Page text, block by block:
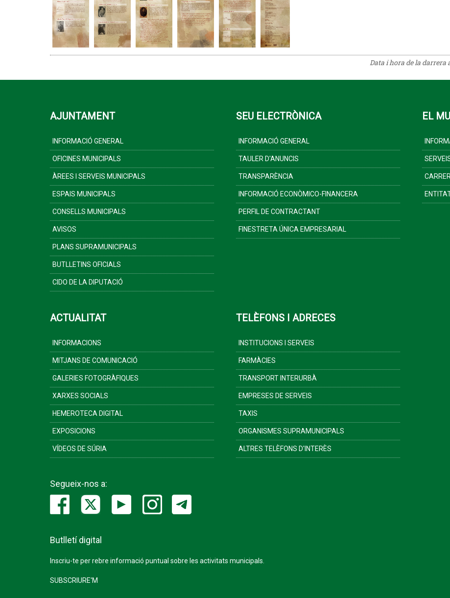
Data i hora de la
AJUNTAMENT
INFORMACIÓ GENERAL
OFICINES MUNICIPALS
ÀREES I SERVEIS MUNICIPALS
ESPAIS MUNICIPALS
CONSELLS MUNICIPALS
AVISOS
PLANS SUPRAMUNICIPALS
BUTLLETINS OFICIALS
CIDO DE LA DIPUTACIÓ
SEU ELECTRÒNICA
INFORMACIÓ GENERAL
TAULER D'ANUNCIS
TRANSPARÈNCIA
INFORMACIÓ ECONÒMICO-FINANCERA
PERFIL DE CONTRACTANT
FINESTRETA ÚNICA EMPRESARIAL
EL
ACTUALITAT
INFORMACIONS
MITJANS DE COMUNICACIÓ
GALERIES FOTOGRÀFIQUES
XARXES SOCIALS
HEMEROTECA DIGITAL
EXPOSICIONS
VÍDEOS DE SÚRIA
TELÈFONS I ADRECES
INSTITUCIONS I SERVEIS
FARMÀCIES
TRANSPORT INTERURBÀ
EMPRESES DE SERVEIS
TAXIS
ORGANISMES SUPRAMUNICIPALS
ALTRES TELÈFONS D'INTERÈS
Segueix-nos a:
Butlletí digital
Inscriu-te per rebre informació puntual sobre les activitats municipals.
SUBSCRIURE'M